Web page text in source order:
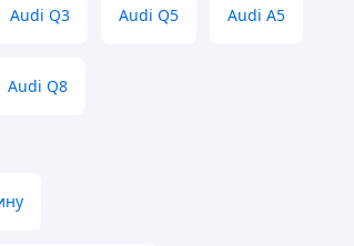
Audi Q3 Audi Q5 Audi A5
Audi Q8